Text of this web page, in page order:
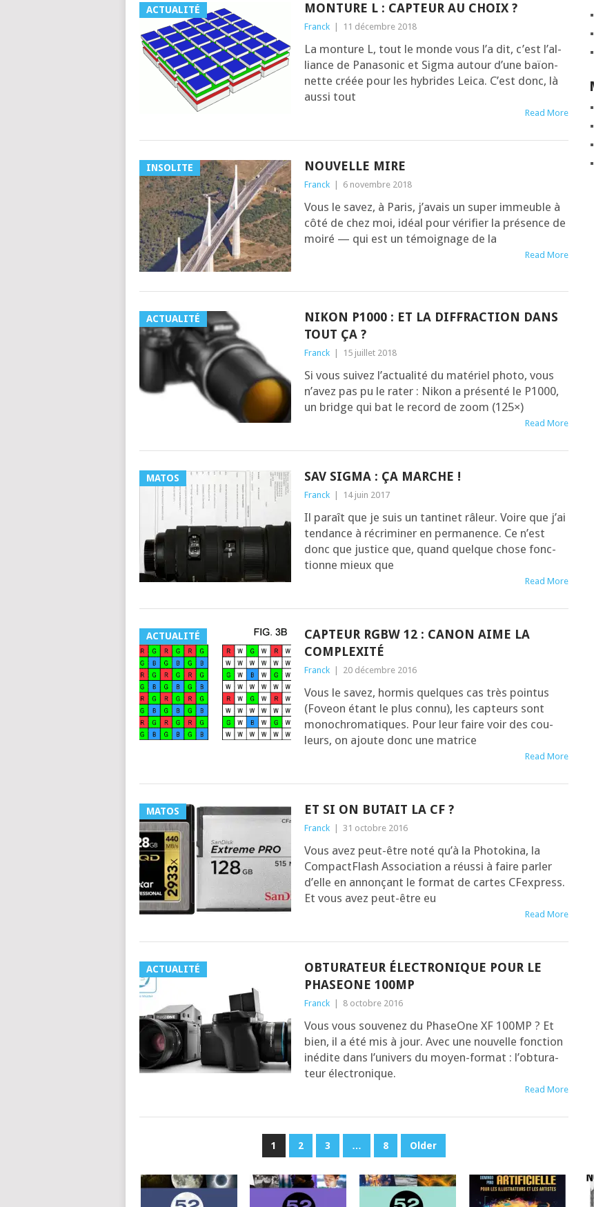
ACTUALITÉ MONTURE L : CAPTEUR AU CHOIX ?
Franck 11 décembre 2018
La mon­ture L, tout le monde vous l’a dit, c’est l’al­
liance de Pana­so­nic et Sig­ma autour d’une baïon­
nette créée pour les hybrides Lei­ca. C’est donc, là
aus­si tout
Read More
INSOLITE NOUVELLE MIRE
Franck 6 novembre 2018
Vous le savez, à Paris, j’a­vais un super immeuble à
côté de chez moi, idéal pour véri­fier la pré­sence de
moi­ré — qui est un témoi­gnage de la
Read More
ACTUALITÉ
NIKON P1000 : ET LA DIFFRACTION DANS
TOUT ÇA ?
Franck 15 juillet 2018
Si vous sui­vez l’ac­tua­li­té du maté­riel pho­to, vous
n’a­vez pas pu le rater : Nikon a pré­sen­té le P1000,
un bridge qui bat le record de zoom (125×)
Read More
MATOS SAV SIGMA : ÇA MARCHE !
Franck 14 juin 2017
Il paraît que je suis un tan­ti­net râleur. Voire que j’ai
ten­dance à récri­mi­ner en permanence. Ce n’est
donc que jus­tice que, quand quelque chose fonc­
tionne mieux que
Read More
ACTUALITÉ
CAPTEUR RGBW 12 : CANON AIME LA
COMPLEXITÉ
Franck 20 décembre 2016
Vous le savez, hor­mis quelques cas très poin­tus
(Foveon étant le plus connu), les cap­teurs sont
mono­chro­ma­tiques. Pour leur faire voir des cou­
leurs, on ajoute donc une matrice
Read More
MATOS ET SI ON BUTAIT LA CF ?
Franck 31 octobre 2016
Vous avez peut-être noté qu’à la Pho­to­ki­na, la
Com­pact­Flash Asso­cia­tion a réus­si à faire par­ler
d’elle en annon­çant le for­mat de cartes CFex­press.
Et vous avez peut-être eu
Read More
ACTUALITÉ
OBTURATEUR ÉLECTRONIQUE POUR LE
PHASEONE 100MP
Franck 8 octobre 2016
Vous vous sou­ve­nez du Pha­seOne XF 100MP ? Et
bien, il a été mis à jour. Avec une nou­velle fonc­tion
inédite dans l’u­ni­vers du moyen-for­mat : l’ob­tu­ra­
teur électronique.
Read More
PUBLICATIONS
1 2 3 … 8 Older